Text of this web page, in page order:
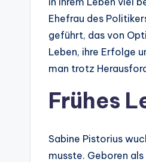
Ehefrau des
geführt, das von
Leben, ihre Erfolge
man trotz
Frühes
Sabine Pistorius
musste. Geboren